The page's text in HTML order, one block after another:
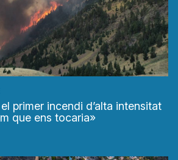
primer incendi d’alta intensitat
que ens tocaria»